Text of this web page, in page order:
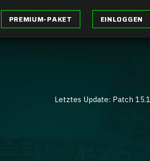
PREMIUM-PAKET EINLOGGEN
Letztes Update: Patch